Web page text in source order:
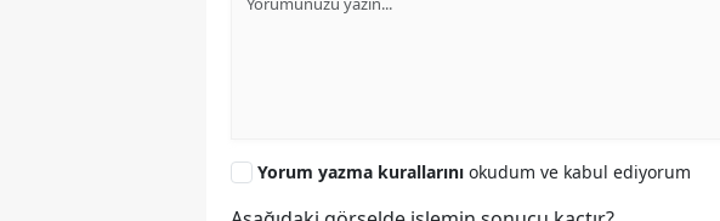
Yorum yazma kurallarını okudum ve kabul ediyorum